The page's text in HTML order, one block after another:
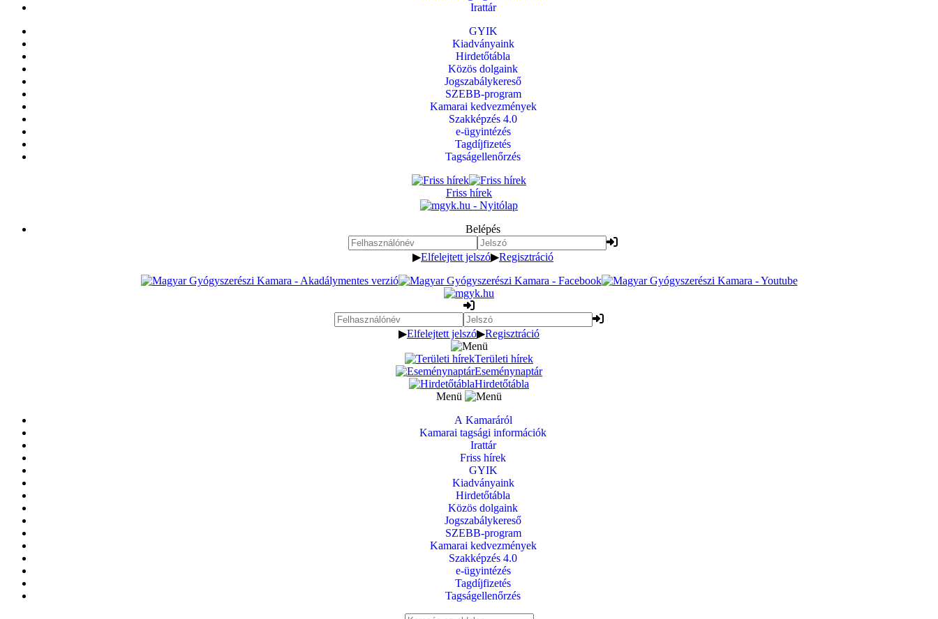
Irattár
GYIK
Kiadványaink
Hirdetőtábla
Közös dolgaink
Jogszabálykereső
SZEBB-program
Kamarai kedvezmények
Szakképzés 4.0
e-ügyintézés
Tagdíjfizetés
Tagságellenőrzés
Friss hírek
Belépés
▶Elfelejtett jelszó▶Regisztráció
▶Elfelejtett jelszó▶Regisztráció
Területi hírek
Eseménynaptár
Hirdetőtábla
Menü
A Kamaráról
Kamarai tagsági információk
Irattár
Friss hírek
GYIK
Kiadványaink
Hirdetőtábla
Közös dolgaink
Jogszabálykereső
SZEBB-program
Kamarai kedvezmények
Szakképzés 4.0
e-ügyintézés
Tagdíjfizetés
Tagságellenőrzés